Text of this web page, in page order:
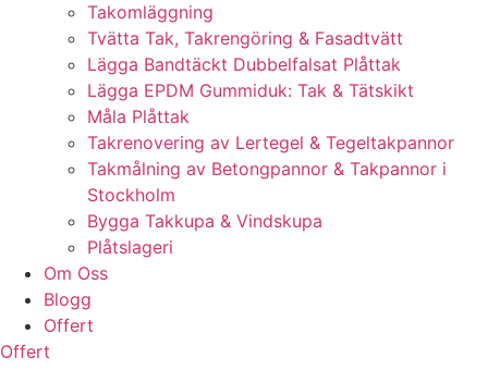
Takomläggning
Tvätta Tak, Takrengöring & Fasadtvätt
Lägga Bandtäckt Dubbelfalsat Plåttak
Lägga EPDM Gummiduk: Tak & Tätskikt
Måla Plåttak
Takrenovering av Lertegel & Tegeltakpannor
Takmålning av Betongpannor & Takpannor i
Stockholm
Bygga Takkupa & Vindskupa
Plåtslageri
Om Oss
Blogg
Offert
Offert